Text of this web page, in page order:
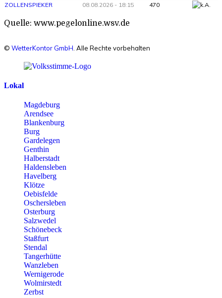
ZOLLENSPIEKER
08.08.2026 - 18:15 470
Quelle: www.pegelonline.wsv.de
© WetterKontor GmbH . Alle Rechte vorbehalten
Lokal
Magdeburg
Arendsee
Blankenburg
Burg
Gardelegen
Genthin
Halberstadt
Haldensleben
Havelberg
Klötze
Oebisfelde
Oschersleben
Osterburg
Salzwedel
Schönebeck
Staßfurt
Stendal
Tangerhütte
Wanzleben
Wernigerode
Wolmirstedt
Zerbst